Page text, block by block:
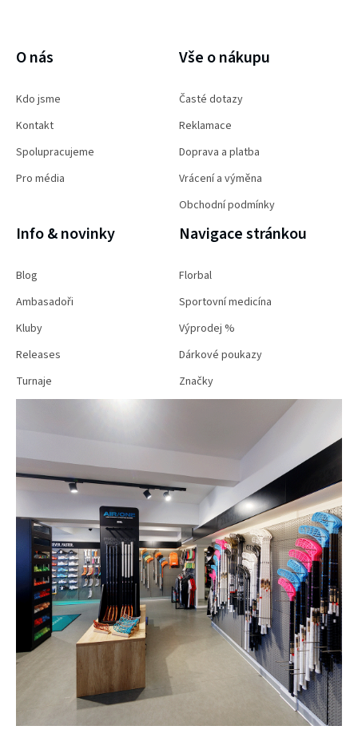
O nás
Kdo jsme
Kontakt
Spolupracujeme
Pro média
Vše o nákupu
Časté dotazy
Reklamace
Doprava a platba
Vrácení a výměna
Obchodní podmínky
Info & novinky
Blog
Ambasadoři
Kluby
Releases
Turnaje
Navigace stránkou
Florbal
Sportovní medicína
Výprodej %
Dárkové poukazy
Značky